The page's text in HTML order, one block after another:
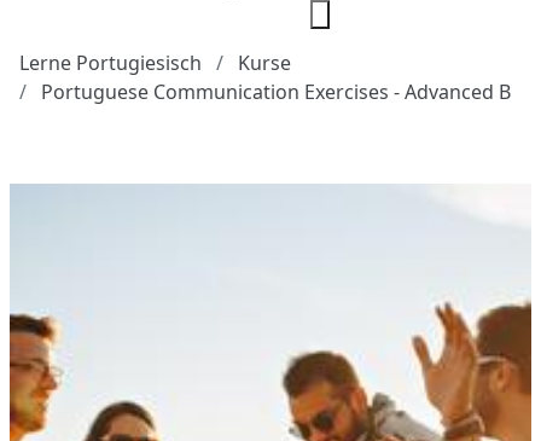
Lerne Portugiesisch
Kurse
Portuguese Communication Exercises - Advanced B